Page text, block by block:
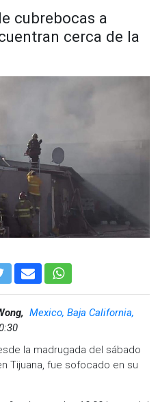
cubrebocas a
cerca de la
Mexico, Baja California,
la madrugada del sábado
Tijuana, fue sofocado en su